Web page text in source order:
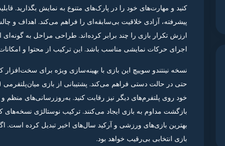
کنید و مهارت‌های خود را در پارک‌های متنوع به نمایش بگذارید.
ارزش تکرار بازی را چند برابر کرده‌اند. طراحی مراحل به
اجرای حرکات نمایشی مناسب باشد. این ترکیب از محتوا و
نسخه نینتندو سوییچ این بازی با بهینه‌سازی ویژه برای
خود روی پلتفرم‌های دیگر نیز رقابت کنید. به‌روزرسانی‌های منظم و
بازگشت مداوم به بازی ایجاد می‌کنند. ترکیب نوستالژی نسخه‌های
بهترین بازی‌های ورزشی و آرکید سال‌های اخیر تبدیل کرده است.
بازی انتخابی بی‌رقیب خواهد بود.